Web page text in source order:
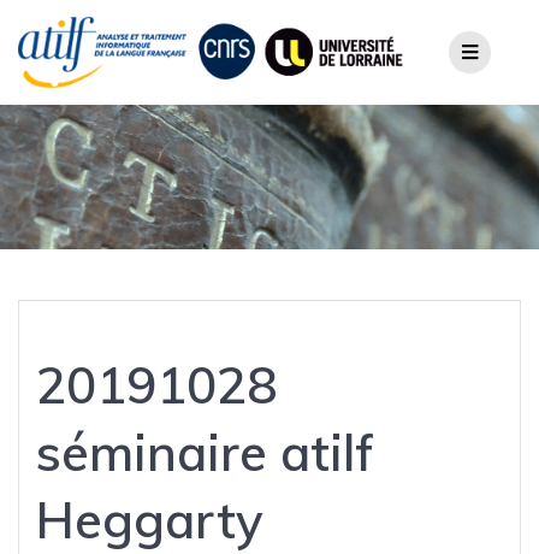
content
20191028
séminaire atilf
Heggarty